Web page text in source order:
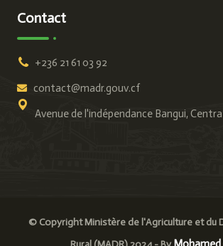
Contact
+236 21 61 03 92
contact@madr.gouv.cf
Avenue de l'indépendance Bangui,
© Copyright Ministère de l'Agriculture et du